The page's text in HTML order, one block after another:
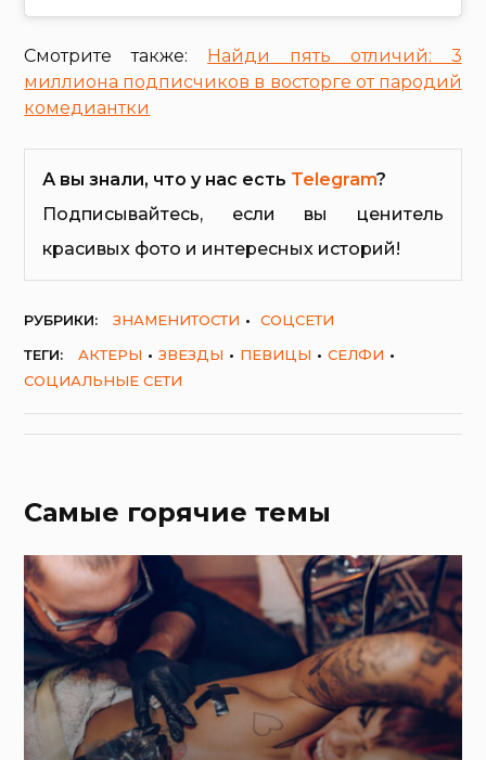
Смотрите также: Найди пять отличий: 3
миллиона подписчиков в восторге от пародий
комедиантки
А вы знали, что у нас есть Telegram?
Подписывайтесь, если вы ценитель
красивых фото и интересных историй!
РУБРИКИ: ЗНАМЕНИТОСТИ
СОЦСЕТИ
ТЕГИ:
АКТЕРЫ ЗВЕЗДЫ ПЕВИЦЫ
СЕЛФИ
СОЦИАЛЬНЫЕ СЕТИ
Самые горячие темы